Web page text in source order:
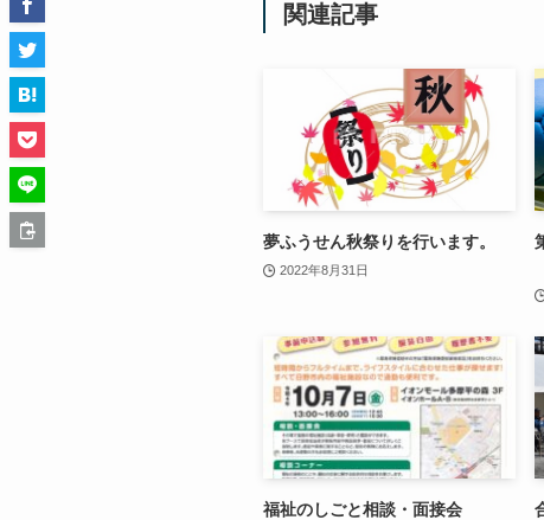
関連記事
夢ふうせん秋祭りを行います。
2022年8月31日
福祉のしごと相談・面接会